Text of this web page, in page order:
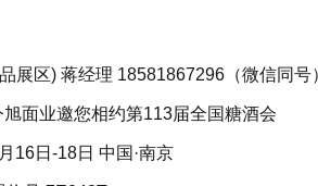
展区) 蒋经理 18581867296（微信同号）
面业邀您相约第113届全国糖酒会
16日-18日 中国·南京